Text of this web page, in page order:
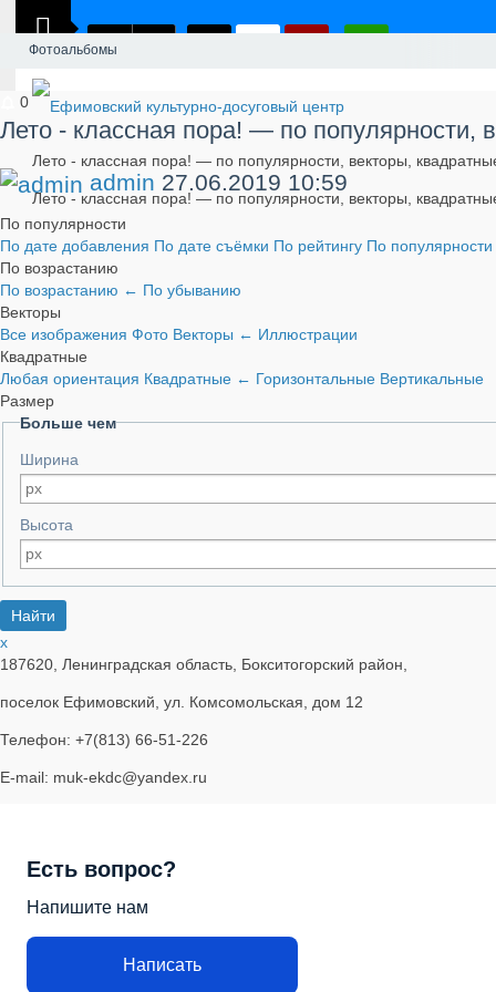
Лето - классная пора! — по популярности, векторы,
Лето - классная пора! — по популярности, векторы,
Фотоальбомы
0
Лето - классная пора! — по популярности,
admin 27.06.2019 10:59
По популярности
По дате добавления По дате съёмки По рейтингу По популярности
По возрастанию
По возрастанию ← По убыванию
Векторы
Все изображения Фото Векторы ← Иллюстрации
Квадратные
Любая ориентация Квадратные ← Горизонтальные Вертикальные
Размер
Больше чем
Ширина
Высота
x
187620, Ленинградская область, Бокситогорский район,
поселок Ефимовский, ул. Комсомольская, дом 12
Телефон: +7(813) 66-51-226
E-mail: muk-ekdc@yandex.ru
Есть вопрос?
Напишите нам
Написать